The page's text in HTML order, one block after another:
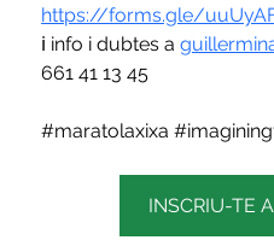
https://forms.gle/
ℹ️ info i dubtes a
661 41 13 45
#maratolaxixa
INSCRIU-TE